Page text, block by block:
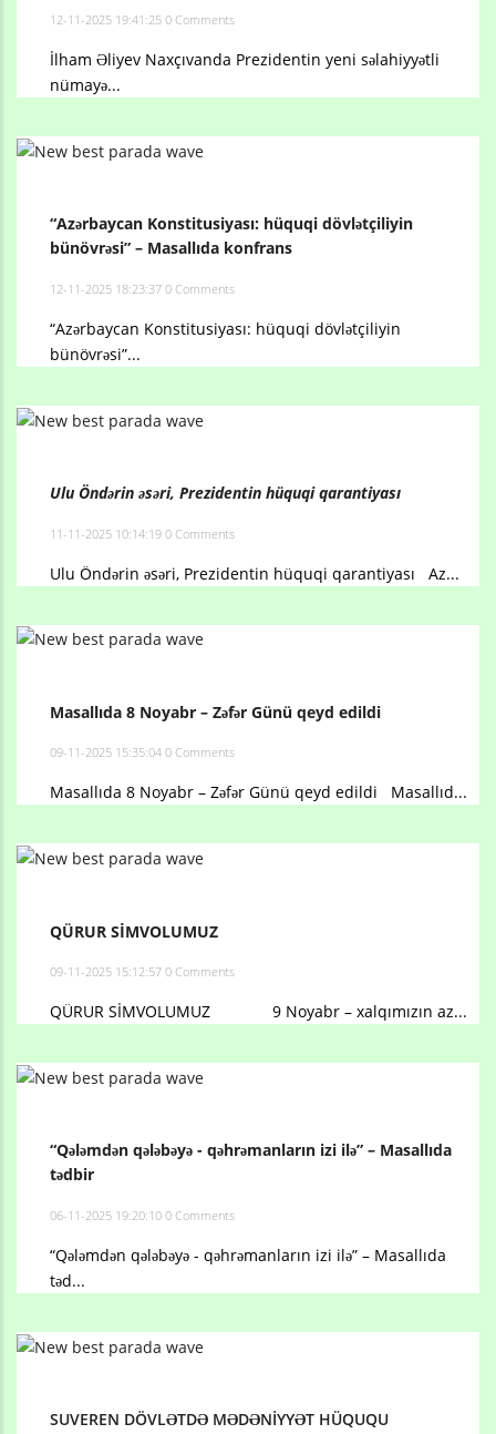
12-11-2025 19:41:25 0 Comments
İlham Əliyev Naxçıvanda Prezidentin yeni səlahiyyətli
nümayə...
“Azərbaycan Konstitusiyası: hüquqi dövlətçiliyin
bünövrəsi” – Masallıda konfrans
12-11-2025 18:23:37 0 Comments
“Azərbaycan Konstitusiyası: hüquqi dövlətçiliyin
bünövrəsi”...
Ulu Öndərin əsəri, Prezidentin hüquqi qarantiyası
11-11-2025 10:14:19 0 Comments
Ulu Öndərin əsəri, Prezidentin hüquqi qarantiyası Az...
Masallıda 8 Noyabr – Zəfər Günü qeyd edildi
09-11-2025 15:35:04 0 Comments
Masallıda 8 Noyabr – Zəfər Günü qeyd edildi Masallıd...
QÜRUR SİMVOLUMUZ
09-11-2025 15:12:57 0 Comments
QÜRUR SİMVOLUMUZ 9 Noyabr – xalqımızın az...
“Qələmdən qələbəyə - qəhrəmanların izi ilə” – Masallıda
tədbir
06-11-2025 19:20:10 0 Comments
“Qələmdən qələbəyə - qəhrəmanların izi ilə” – Masallıda
təd...
SUVEREN DÖVLƏTDƏ MƏDƏNİYYƏT HÜQUQU